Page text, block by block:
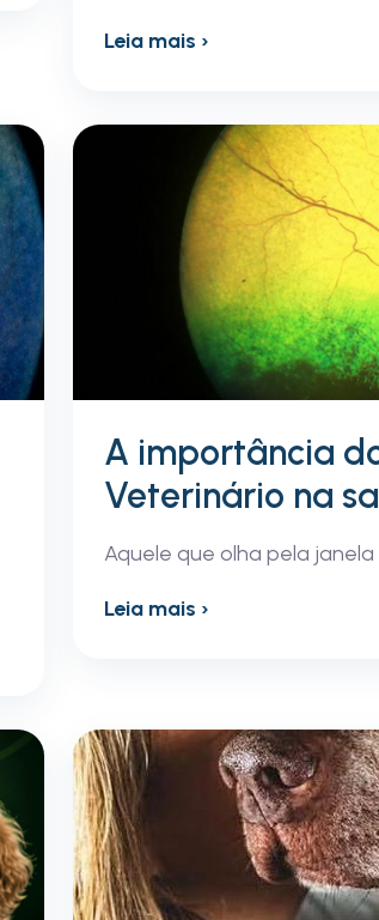
Leia mais ›
A importância
Veterinário na
Aquele que olha pela
Leia mais ›